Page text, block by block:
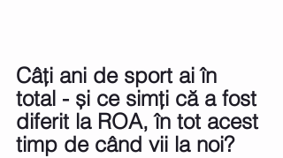
Câți ani de sport ai în
total - și ce simți că a fost
diferit la ROA, în tot acest
timp de când vii la noi?